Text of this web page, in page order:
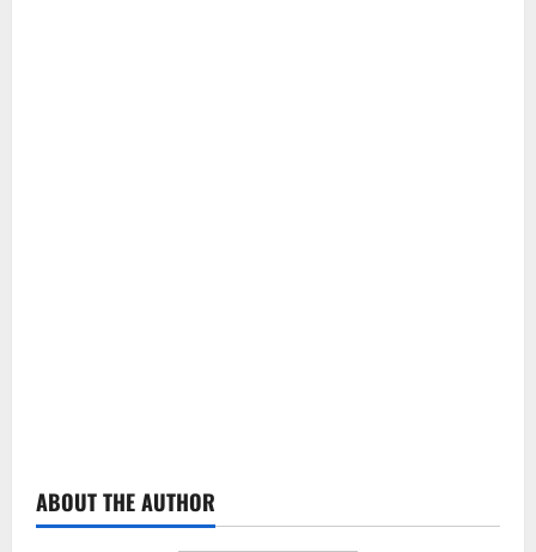
ABOUT THE AUTHOR